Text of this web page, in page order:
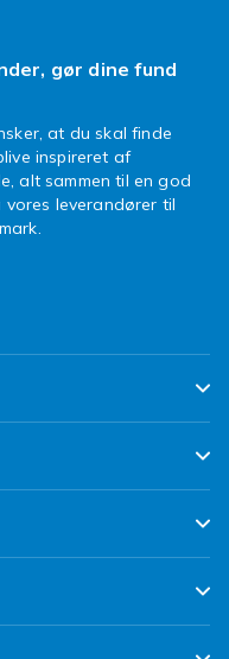
gør dine fund
at du skal finde
inspireret af
alt sammen til en god
leverandører til